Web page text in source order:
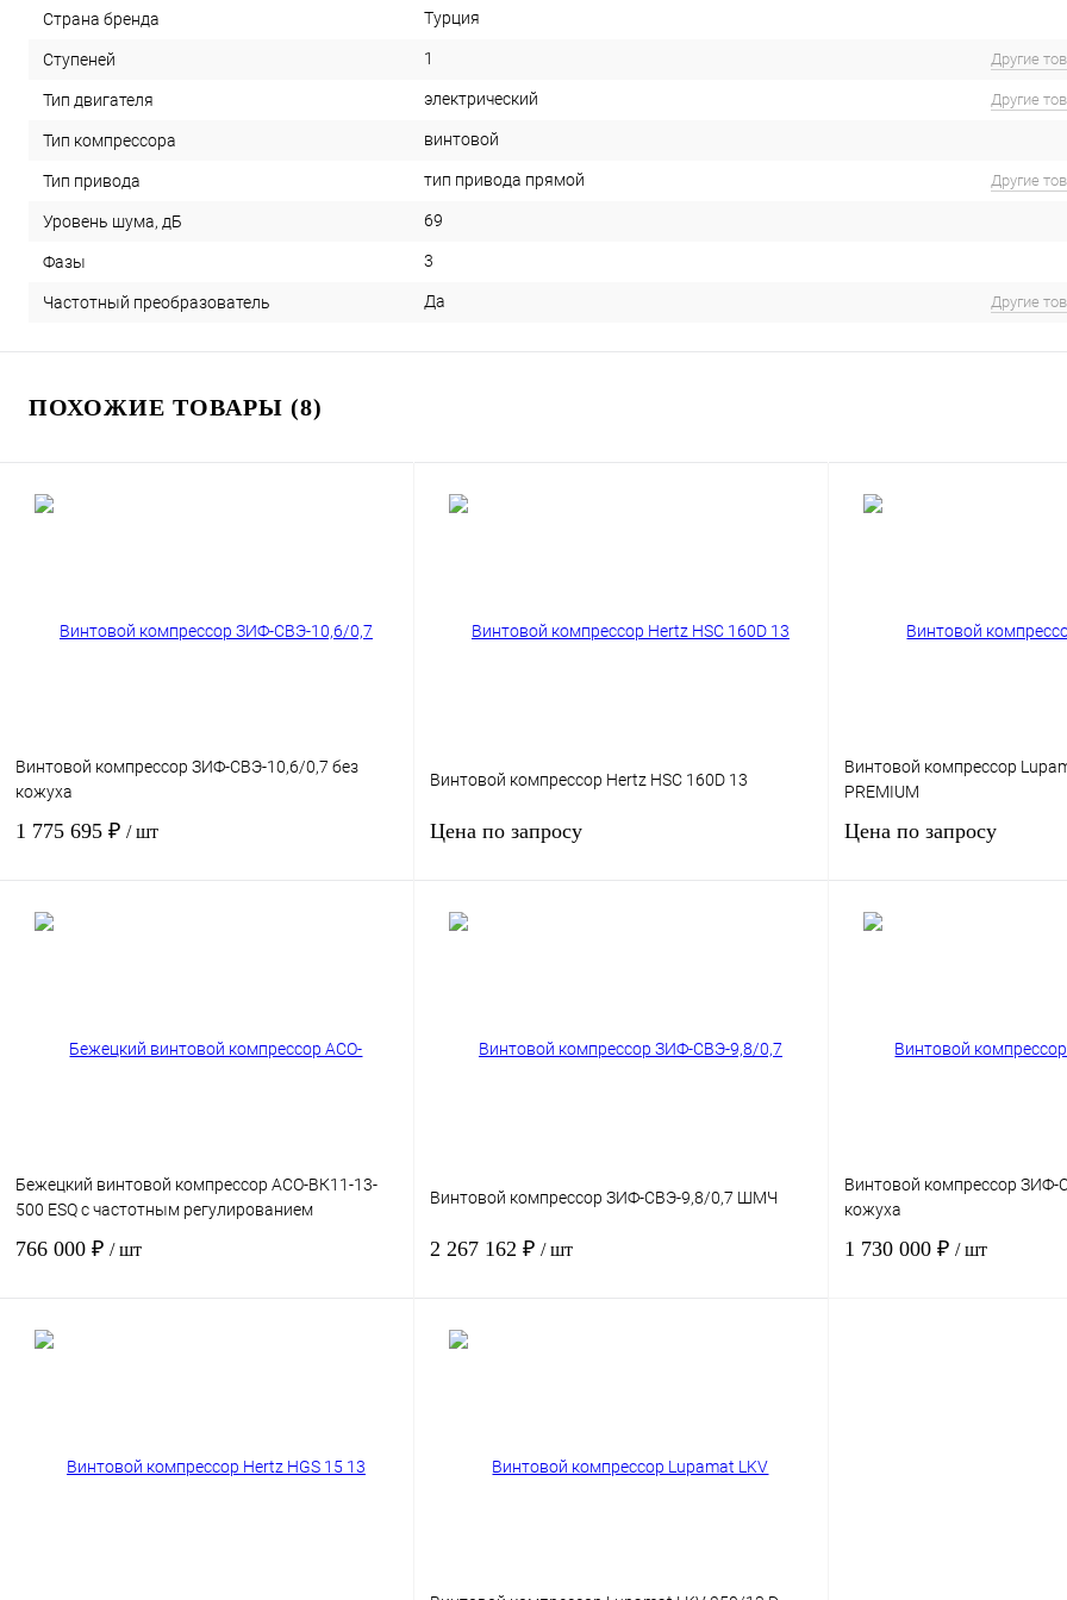
Страна бренда Турция
Ступеней 1 Другие
Тип двигателя электрический Другие
Тип компрессора винтовой
Тип привода тип привода прямой Другие
Уровень шума, дБ 69
Фазы 3
Частотный преобразователь Да Другие
ПОХОЖИЕ ТОВАРЫ (8)
Винтовой компрессор ЗИФ-СВЭ-10,6/0,7 без
кожуха
1 775 695 ₽ / шт
Давление, бар.
Винтовой компрессор Hertz HSC 160D 13
Цена по запросу
Давление, бар.
Винтовой компрессор
PREMIUM
Цена по запросу
Давление, бар.
Бежецкий винтовой компрессор АСО-ВК11-13-
500 ESQ с частотным регулированием
766 000 ₽ / шт
Давление, бар.
Винтовой компрессор ЗИФ-СВЭ-9,8/0,7 ШМЧ
2 267 162 ₽ / шт
Давление, бар.
Винтовой компрессор ЗИФ-
кожуха
1 730 000 ₽ / шт